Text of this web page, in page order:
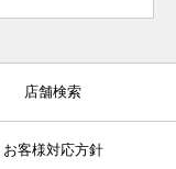
店舗検索
お客様対応方針